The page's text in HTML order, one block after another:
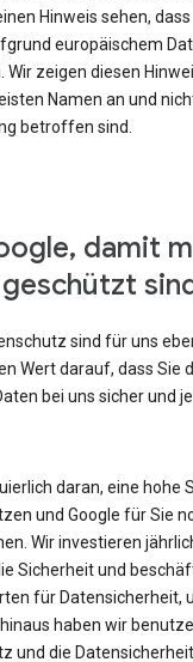
Hinweis sehen,
europäischem
zeigen diesen
Namen an und
betroffen sind.
damit
sind für uns
Wert darauf, dass Sie
bei uns sicher und
daran, eine hohe
und Google für Sie
Wir investieren
Sicherheit und
für Datensicherheit,
haben wir
und die